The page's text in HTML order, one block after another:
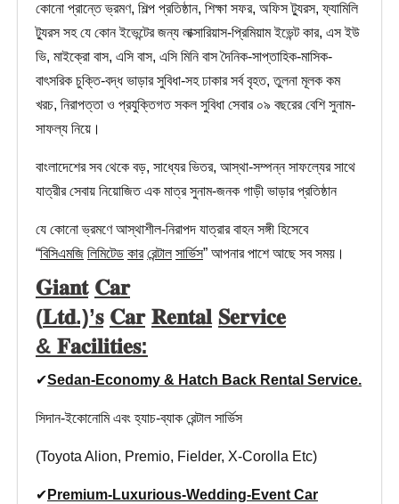
কোনো প্রান্তে ভ্রমণ, শিল্প প্রতিষ্ঠান, শিক্ষা সফর, অফিস ট্যুরস, ফ্যামিলি
ট্যুরস সহ যে কোন ইভেন্টের জন্য লাক্সারিয়াস-প্রিমিয়াম ইভেন্ট কার, এস ইউ
ভি, মাইক্রো বাস, এসি বাস, এসি মিনি বাস দৈনিক-সাপ্তাহিক-মাসিক-
বাৎসরিক চুক্তি-বদ্ধ ভাড়ার সুবিধা-সহ ঢাকার সর্ব বৃহত, তুলনা মূলক কম
খরচ, নিরাপত্তা ও প্রযুক্তিগত সকল সুবিধা সেবার ০৯ বছরের বেশি সুনাম-
সাফল্য নিয়ে।
বাংলাদেশের সব থেকে বড়, সাধ্যের ভিতর, আস্থা-সম্পন্ন সাফল্যের সাথে
যাত্রীর সেবায় নিয়োজিত এক মাত্র সুনাম-জনক গাড়ী ভাড়ার প্রতিষ্ঠান
যে কোনো ভ্রমণে আস্থাশীল-নিরাপদ যাত্রার বাহন সঙ্গী হিসেবে
“বিসিএমজি লিমিটেড কার রেন্টাল সার্ভিস” আপনার পাশে আছে সব সময়।
𝐆𝐢𝐚𝐧𝐭 𝐂𝐚𝐫
(𝐋𝐭𝐝.)’𝐬 𝐂𝐚𝐫 𝐑𝐞𝐧𝐭𝐚𝐥 𝐒𝐞𝐫𝐯𝐢𝐜𝐞
& 𝐅𝐚𝐜𝐢𝐥𝐢𝐭𝐢𝐞𝐬:
✔Sedan-Economy & Hatch Back Rental Service.
সিদান-ইকোনোমি এবং হ্যাচ-ব্যাক রেন্টাল সার্ভিস
(Toyota Alion, Premio, Fielder, X-Corolla Etc)
✔ Premium-Luxurious-Wedding-Event Car